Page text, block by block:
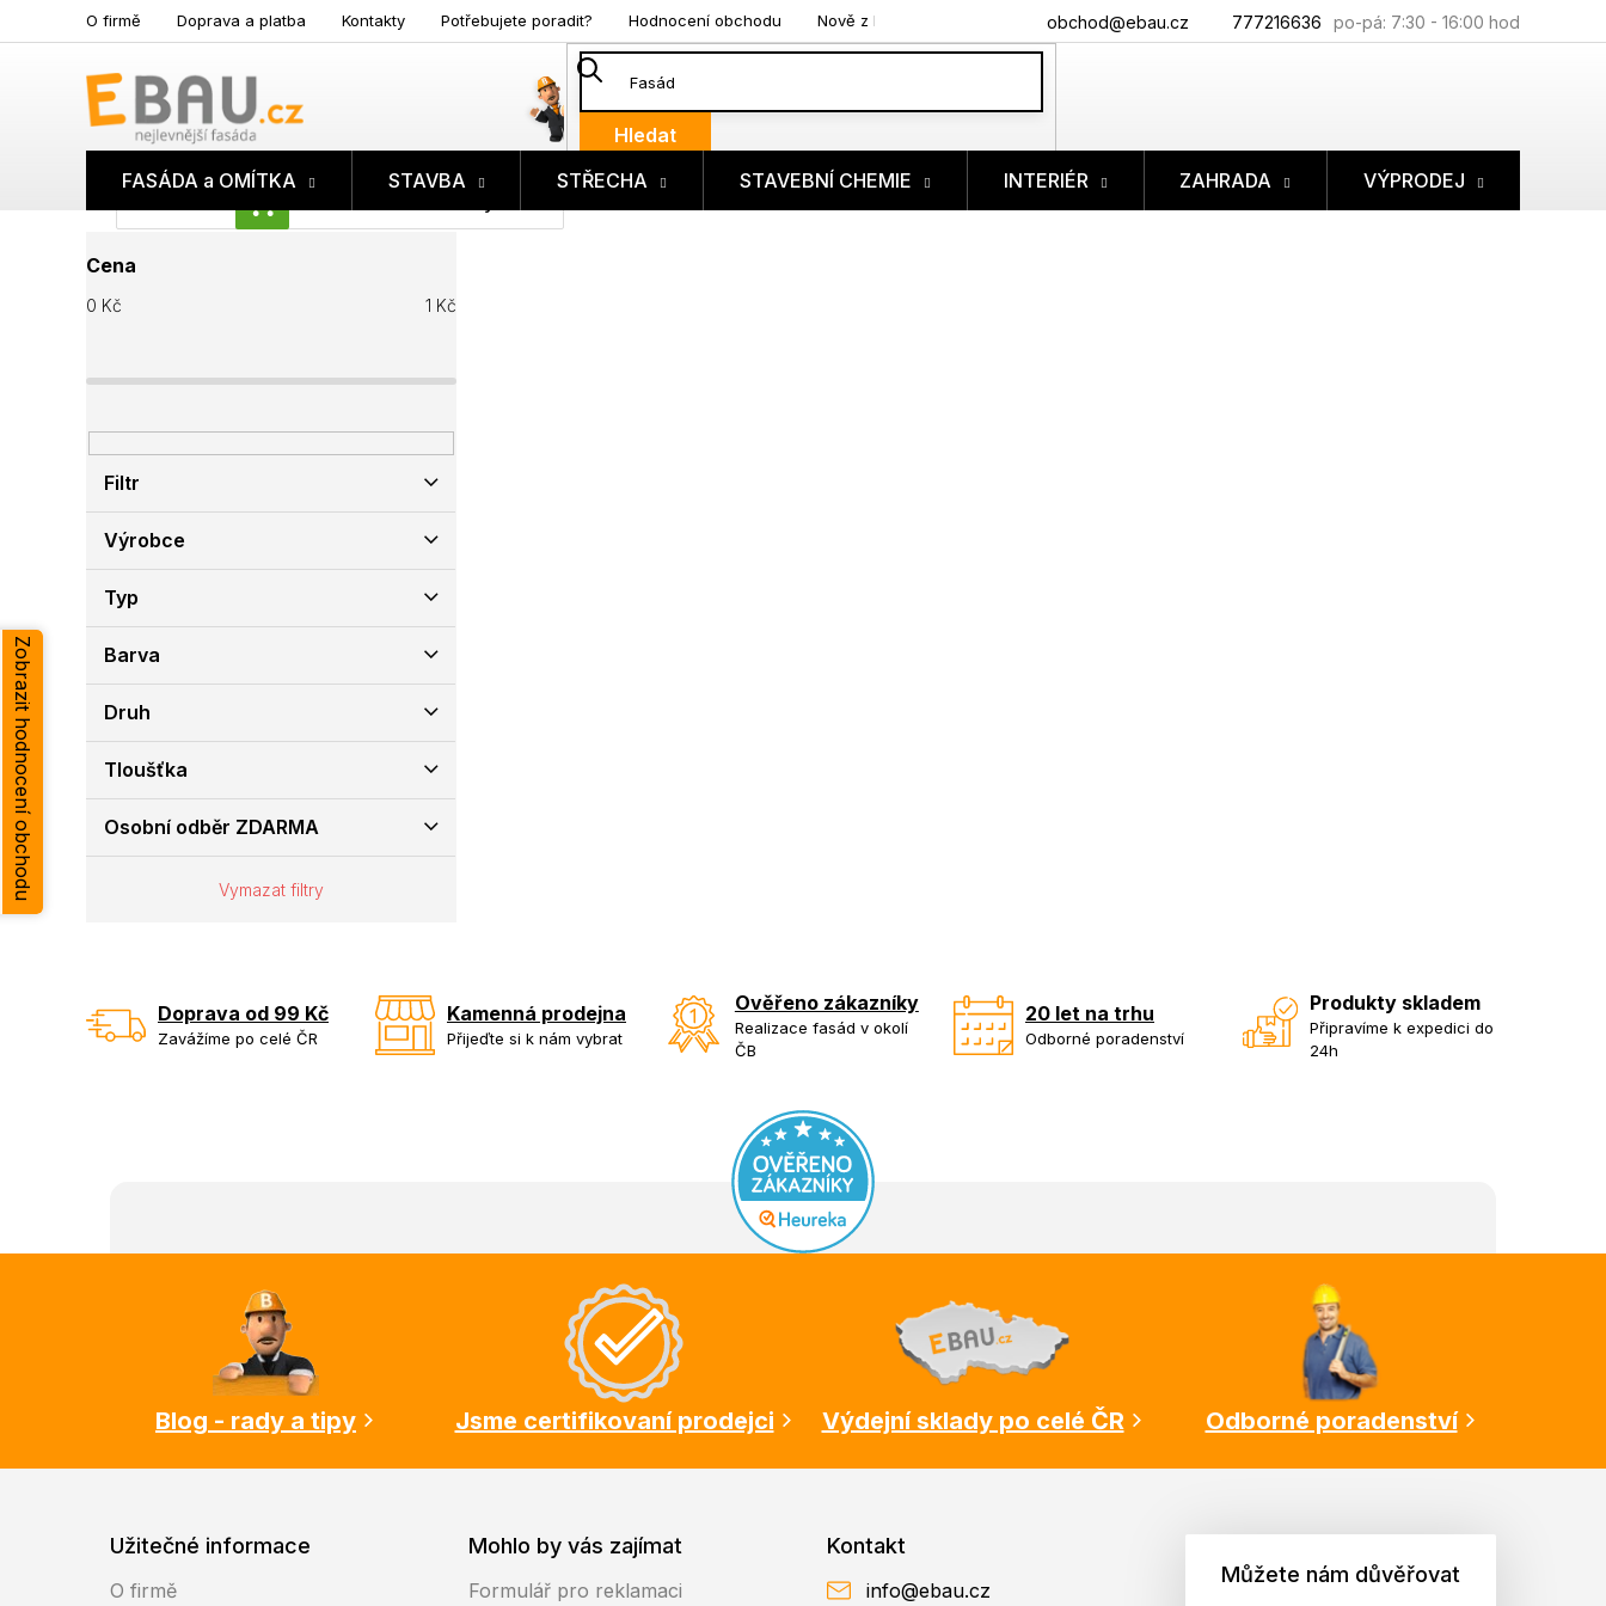
na
777216636
obchod@ebau.cz
O firmě Doprava a platba Kontakty Potřebujete poradit? Hodnocení obchodu Nově z blogu
Hledat
NÁKUPNÍ
FASÁDA a OMÍTKA STAVBA STŘECHA STAVEBNÍ CHEMIE INTERIÉR ZAHRADA VÝPRODEJ
o
s
a
n
í
a
Cena
0 Kč 1 Kč
Filtr
Výrobce
Typ
Barva
Druh
Tloušťka
Osobní odběr ZDARMA
Vymazat filtry
Doprava od 99 Kč
Zavážíme po celé ČR
Kamenná prodejna
Přijeďte si k nám vybrat
Ověřeno zákazníky
Realizace fasád v okolí
ČB
20 let na trhu
Odborné poradenství
Produkty skladem
Připravíme k expedici do
24h
Blog - rady a tipy
Jsme certifikovaní prodejci Výdejní sklady po celé ČR Odborné poradenství
Užitečné informace
O firmě
Mohlo by vás zajímat
Formulář pro reklamaci
Kontakt
info@ebau.cz
Můžete nám důvěřovat
Zobrazit hodnocení obchodu